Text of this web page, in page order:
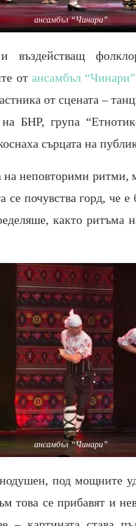
ансамбъл “Чинари”
въздействащ
от ансамбъл “Чинари”
от сцената –
БНР, група
сърцата на
на неповторими ритми,
се почувства горд, че
както ритъма
ансамбъл “Чинари”
под мощните
това се прибавят и